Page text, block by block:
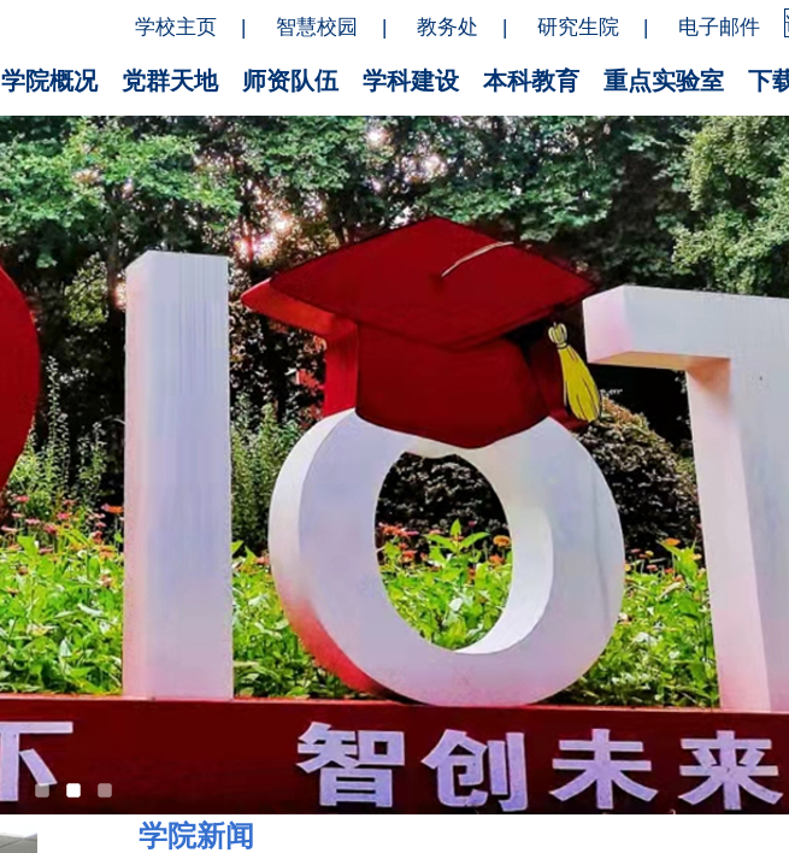
学校主页 | 智慧校园 | 教务处 | 研究生院 | 电子邮件
学院概况 党群天地 师资队伍 学科建设 本科教育 重点实验室 下
学院新闻